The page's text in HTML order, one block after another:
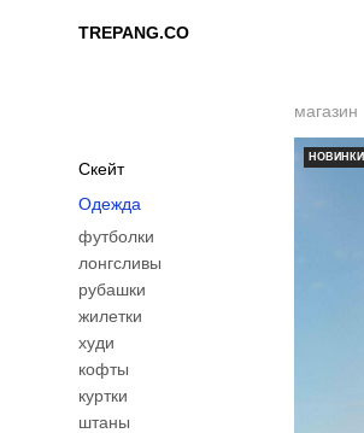
TREPANG.CO
TREPANG.CO
Скейт
Одежда
футболки
лонгсливы
рубашки
жилетки
худи
кофты
куртки
штаны
магазин
НОВИНКИ